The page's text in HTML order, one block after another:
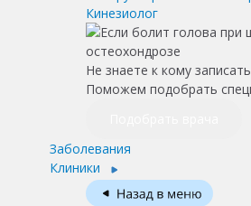
Кинезиолог
Не знаете к кому
Поможем подобрать
Заболевания
Клиники